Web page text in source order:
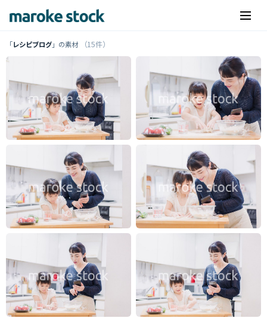
「レシピブログ」の素材 （15件）